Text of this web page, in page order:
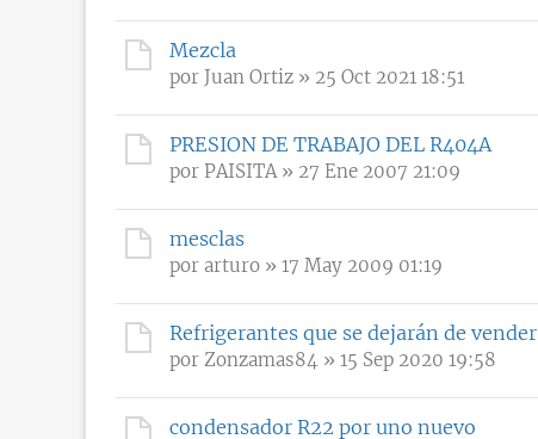
Mezcla
por Juan Ortiz » 25 Oct 2021 18:51
PRESION DE TRABAJO DEL R404A
por PAISITA» 27 Ene 2007 21:09
mesclas
por arturo » 17 May 2009 01:19
Refrigerantes que se dejarán de vender
por Zonzamas84 » 15 Sep 2020 19:58
condensador R22 por uno nuevo